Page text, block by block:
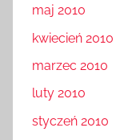
maj 2010
kwiecień 2010
marzec 2010
luty 2010
styczeń 2010